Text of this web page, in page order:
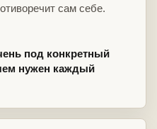
сам себе.
под конкретный
нужен каждый